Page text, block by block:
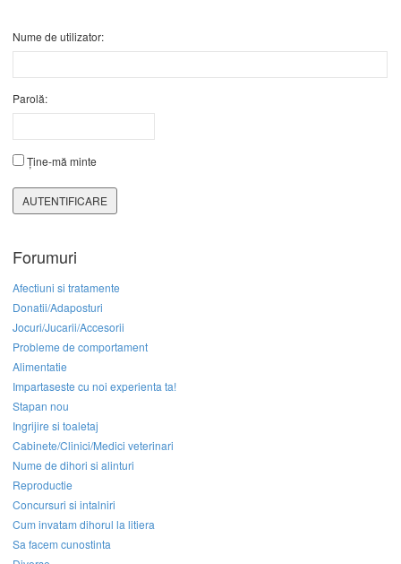
Nume de utilizator:
Parolă:
Ține-mă minte
AUTENTIFICARE
Forumuri
Afectiuni si tratamente
Donatii/Adaposturi
Jocuri/Jucarii/Accesorii
Probleme de comportament
Alimentatie
Impartaseste cu noi experienta ta!
Stapan nou
Ingrijire si toaletaj
Cabinete/Clinici/Medici veterinari
Nume de dihori si alinturi
Reproductie
Concursuri si intalniri
Cum invatam dihorul la litiera
Sa facem cunostinta